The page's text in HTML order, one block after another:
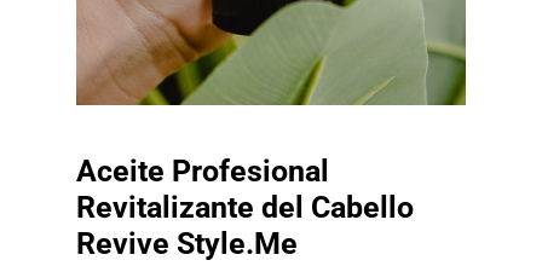
Aceite Profesional
Revitalizante del Cabello
Revive Style.Me